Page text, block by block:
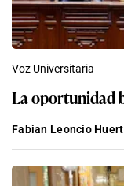
Voz Universitaria
La oportunidad
Fabian Leoncio